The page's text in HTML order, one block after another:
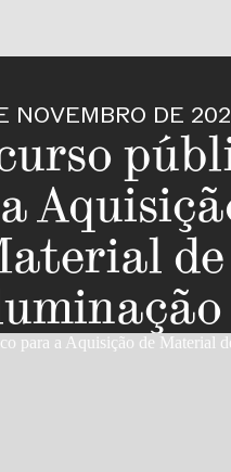
NOVEMBRO DE
de